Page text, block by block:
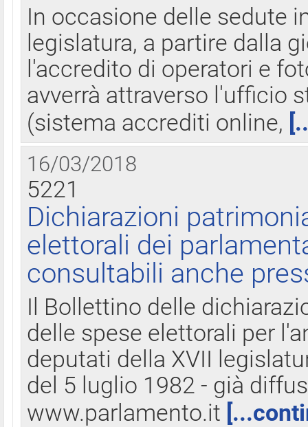
In occasione delle sedute
legislatura, a partire dalla
l'accredito di operatori e
avverrà attraverso l'ufficio
(sistema accrediti online,
16/03/2018
5221
Dichiarazioni
elettorali dei
consultabili anche
Il Bollettino delle
delle spese elettorali per
deputati della XVII
del 5 luglio 1982 - già
www.parlamento.it